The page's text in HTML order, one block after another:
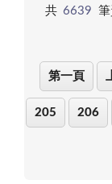
共 6639
第一頁
205 206